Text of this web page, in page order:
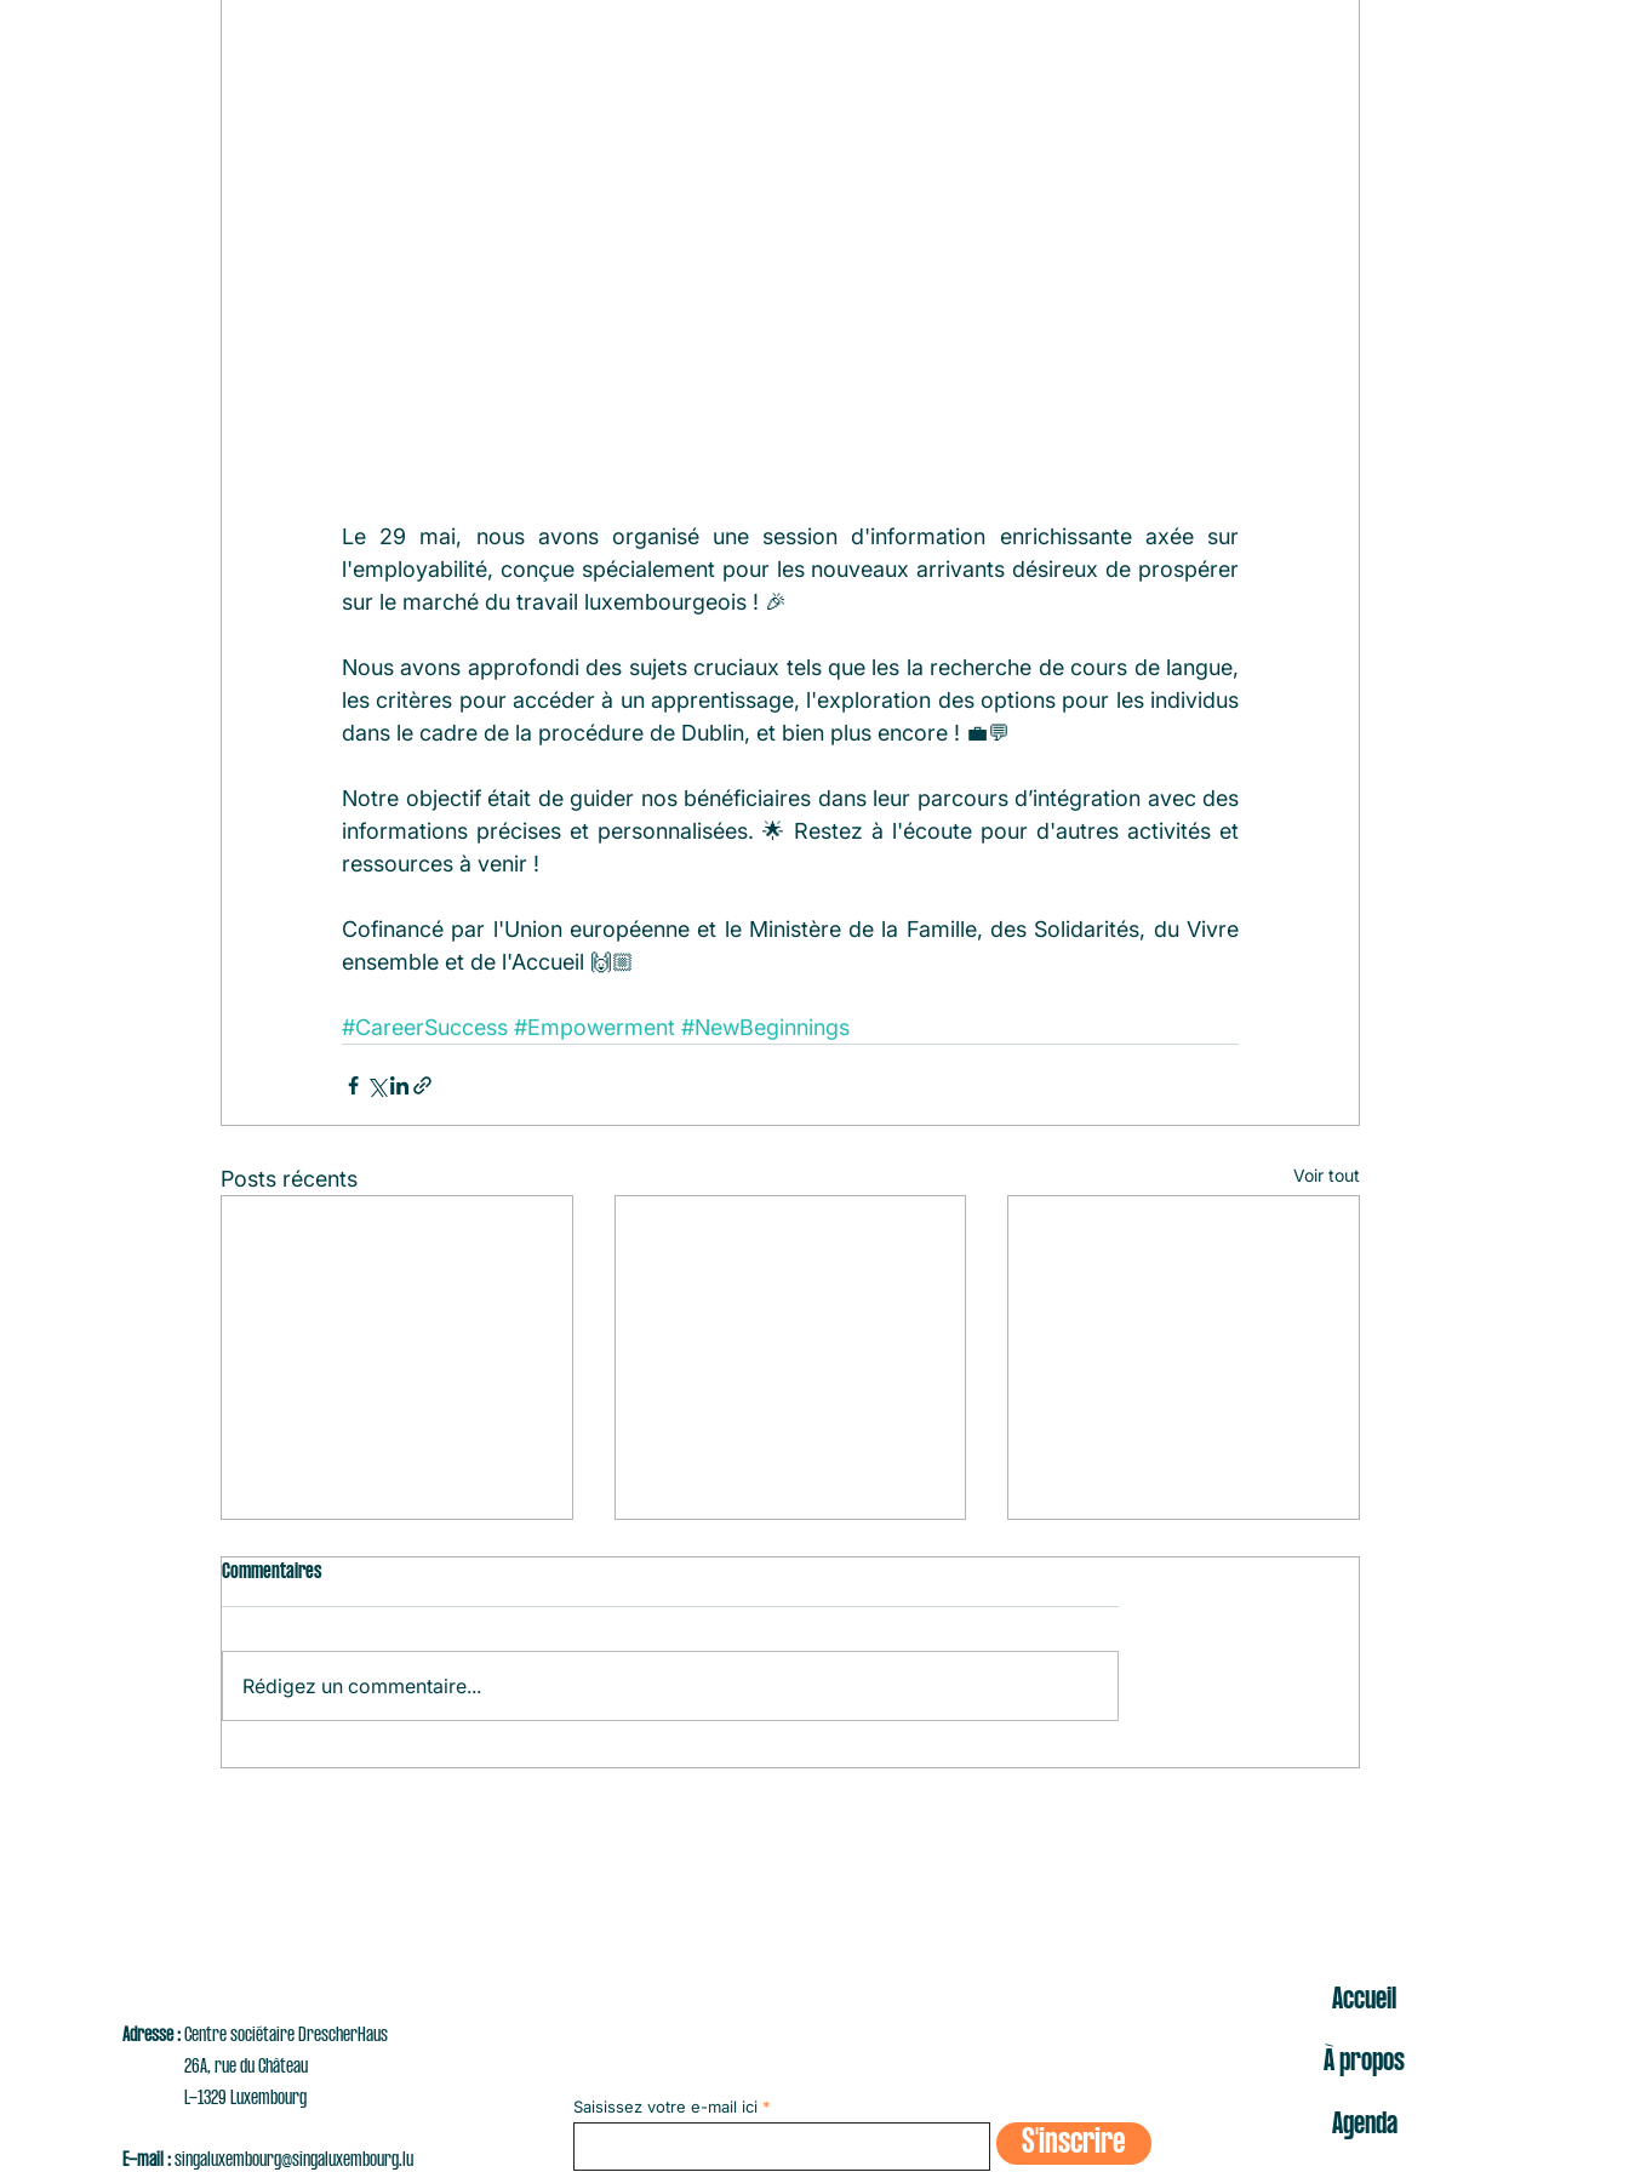
Le 29 mai, nous avons organisé une session d'information enrichissante axée sur
l'employabilité, conçue spécialement pour les nouveaux arrivants désireux de prospérer
sur le marché du travail luxembourgeois ! 🎉
Nous avons approfondi des sujets cruciaux tels que les la recherche de cours de langue,
les critères pour accéder à un apprentissage, l'exploration des options pour les individus
dans le cadre de la procédure de Dublin, et bien plus encore ! 💼💬
Notre objectif était de guider nos bénéficiaires dans leur parcours d’intégration avec des
informations précises et personnalisées. 🌟 Restez à l'écoute pour d'autres activités et
ressources à venir !
Cofinancé par l'Union européenne et le Ministère de la Famille, des Solidarités, du Vivre
ensemble et de l'Accueil 🙌🏼
#CareerSuccess #Empowerment #NewBeginnings
Posts récents Voir tout
Agenda du Mois (Août)
Commentaires
Rédigez un commentaire...
Adresse :Centre sociétaire DrescherHaus
26A, rue du Château
L-1329 Luxembourg
E-mail :singaluxembourg@singaluxembourg.lu
Saisissez votre e-mail ici
S'inscrire
Accueil
À propos
Agenda